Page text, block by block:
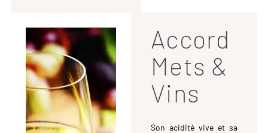
Accord
Mets &
Vins
Son acidité vive et sa